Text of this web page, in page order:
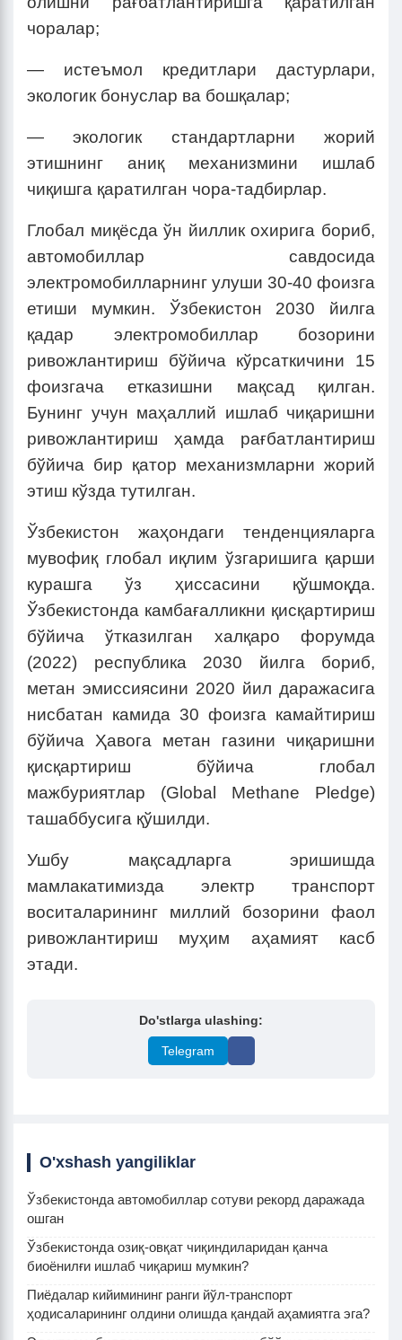
чоралар;
— истеъмол кредитлари дастурлари,
экологик бонуслар ва бошқалар;
— экологик стандартларни жорий
этишнинг аниқ механизмини ишлаб
чиқишга қаратилган чора-тадбирлар.
Глобал миқёсда ўн йиллик охирига бориб,
автомобиллар савдосида
электромобилларнинг улуши 30-40 фоизга
етиши мумкин. Ўзбекистон 2030 йилга
қадар электромобиллар бозорини
ривожлантириш бўйича кўрсаткичини 15
фоизгача етказишни мақсад қилган.
Бунинг учун маҳаллий ишлаб чиқаришни
ривожлантириш ҳамда рағбатлантириш
бўйича бир қатор механизмларни жорий
этиш кўзда тутилган.
Ўзбекистон жаҳондаги тенденцияларга
мувофиқ глобал иқлим ўзгаришига қарши
курашга ўз ҳиссасини қўшмоқда.
Ўзбекистонда камбағалликни қисқартириш
бўйича ўтказилган халқаро форумда
(2022) республика 2030 йилга бориб,
метан эмиссиясини 2020 йил даражасига
нисбатан камида 30 фоизга камайтириш
бўйича Ҳавога метан газини чиқаришни
қисқартириш бўйича глобал
мажбуриятлар (Global Methane Pledge)
ташаббусига қўшилди.
Ушбу мақсадларга эришишда
мамлакатимизда электр транспорт
воситаларининг миллий бозорини фаол
ривожлантириш муҳим аҳамият касб
этади.
Do'stlarga ulashing:
Telegram
O'xshash yangiliklar
Ўзбекистонда автомобиллар сотуви рекорд даражада
ошган
Ўзбекистонда озиқ-овқат чиқиндиларидан қанча
биоёнилғи ишлаб чиқариш мумкин?
Пиёдалар кийимининг ранги йўл-транспорт
ҳодисаларининг олдини олишда қандай аҳамиятга эга?